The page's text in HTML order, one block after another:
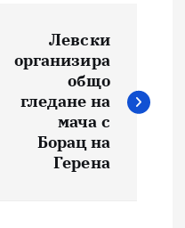
Левски
организира
общо
гледане на
мача с
Борац на
Герена